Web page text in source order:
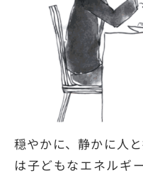
穏やかに、静かに人
は子どもなエネルギ